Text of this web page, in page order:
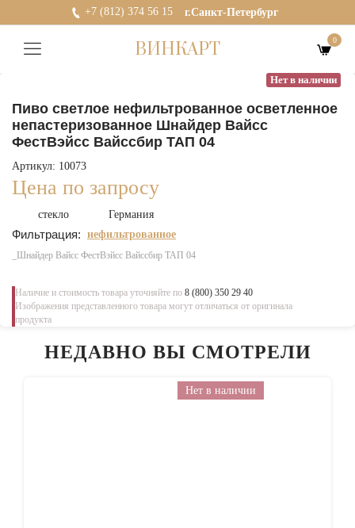
+7 (812) 374 56 15 г.Санкт-Петербург
ВИНКАРТ 0
Нет в наличии
Пиво светлое нефильтрованное осветленное
непастеризованное Шнайдер Вайсс
ФестВэйсс Вайссбир ТАП 04
Артикул: 10073
Цена по запросу
стекло Германия
Фильтрация: нефильтрованное
_Шнайдер Вайсс ФестВэйсс Вайссбир ТАП 04
Наличие и стоимость товара уточняйте по 8 (800) 350 29 40
Изображения представленного товара могут отличаться от оригинала
продукта
НЕДАВНО ВЫ СМОТРЕЛИ
Нет в наличии